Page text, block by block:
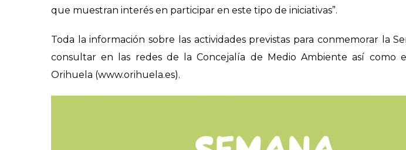
que muestran interés en participar en este tipo de iniciativas”.
Toda la información sobre las actividades previstas para conmemorar la
consultar en las redes de la Concejalía de Medio Ambiente así como
Orihuela (www.orihuela.es).